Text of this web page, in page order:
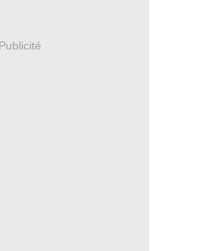
Publicité